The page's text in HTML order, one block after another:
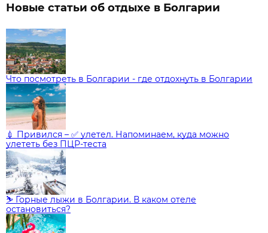
Новые статьи об отдыхе в Болгарии
Что посмотреть в Болгарии - где отдохнуть в Болгарии
💉 Привился – ✅ улетел. Напоминаем, куда можно
улететь без ПЦР-теста
⛷️ Горные лыжи в Болгарии. В каком отеле
остановиться?